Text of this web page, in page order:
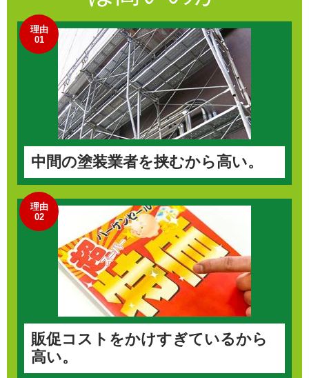
理由
01
中間の塗装業者を挟むから高い。
理由
02
販促コストをかけすぎているから
高い。